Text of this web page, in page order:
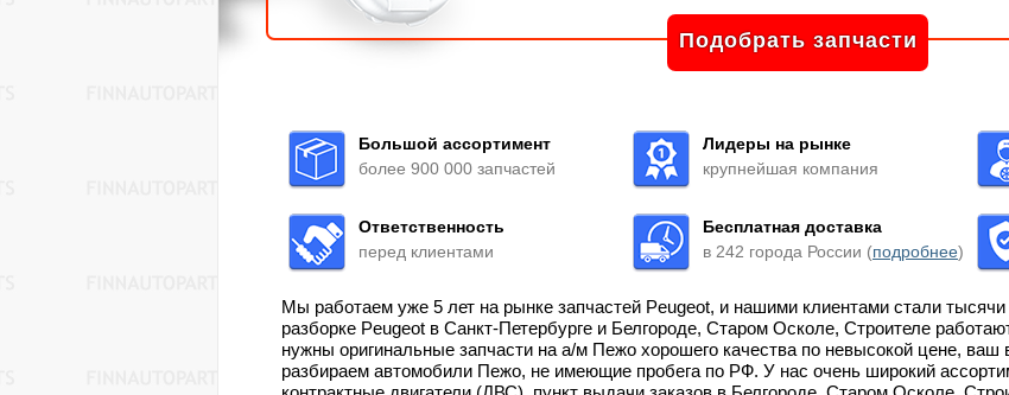
Подобрать запчасти
Большой ассортимент
более 900 000 запчастей
Лидеры на рынке
крупнейшая компания
Ответственность
перед клиентами
Бесплатная доставка
в 242 города России (подробнее)
Мы работаем уже 5 лет на рынке запчастей Peugeot, и нашими клиентами стали
разборке Peugeot в Санкт-Петербурге и Белгороде, Старом Осколе, Строителе
нужны оригинальные запчасти на а/м Пежо хорошего качества по невысокой цене,
разбираем автомобили Пежо, не имеющие пробега по РФ. У нас очень широкий